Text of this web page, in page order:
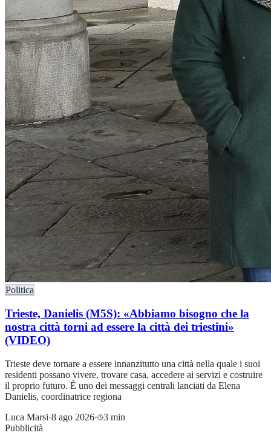
Politica
Trieste, Danielis (M5S): «Abbiamo bisogno che la
nostra città torni ad essere la città dei triestini»
(VIDEO)
Trieste deve tornare a essere innanzitutto una città nella quale i suoi
residenti possano vivere, trovare casa, accedere ai servizi e costruire
il proprio futuro. È uno dei messaggi centrali lanciati da Elena
Danielis, coordinatrice regiona
Luca Marsi·8 ago 2026·
3 min
Pubblicità